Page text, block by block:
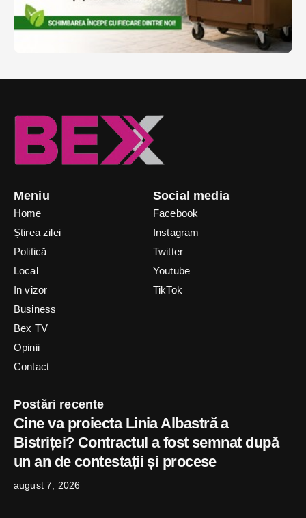
Meniu
Home
Știrea zilei
Politică
Local
In vizor
Business
Bex TV
Opinii
Contact
Social media
Facebook
Instagram
Twitter
Youtube
TikTok
Postări recente
Cine va proiecta Linia Albastră a
Bistriței? Contractul a fost semnat după
un an de contestații și procese
august 7, 2026